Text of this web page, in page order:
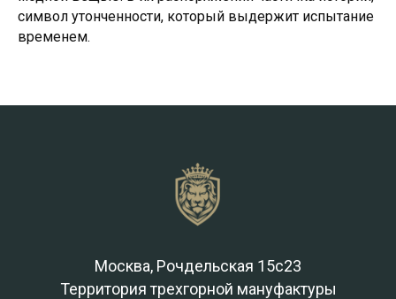
символ утонченности, который выдержит испытание
временем.
Москва, Рочдельская 15с23
Территория трехгорной мануфактуры